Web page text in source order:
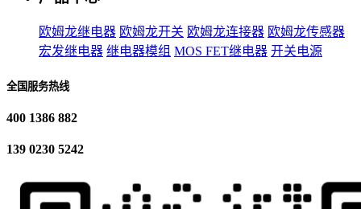
欧姆龙继电器 欧姆龙开关 欧姆龙连接器 欧姆龙传感器
宏发继电器 继电器模组 MOS FET继电器 开关电源
全国服务热线
400 1386 882
139 0230 5242